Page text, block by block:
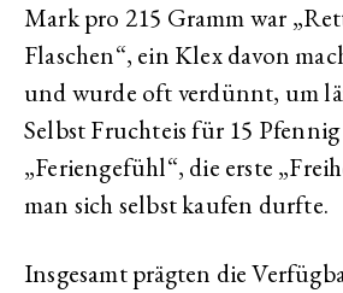
Mark pro 215 Gramm war
Flaschen“, ein Klex davon
und wurde oft verdünnt, um
Selbst Fruchteis für 15
„Feriengefühl“, die erste
man sich selbst kaufen durfte.
Insgesamt prägten die